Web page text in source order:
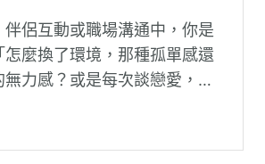
侶互動或職場溝通中，你是
怎麼換了環境，那種孤單感還
力感？或是每次談戀愛，總
傷？